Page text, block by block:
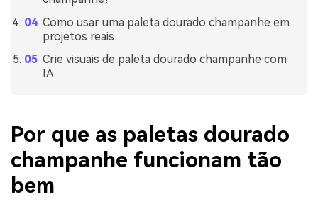
Como usar uma paleta dourado champanhe em
projetos reais
Crie visuais de paleta dourado champanhe com
IA
Por que as paletas dourado
champanhe funcionam tão
bem